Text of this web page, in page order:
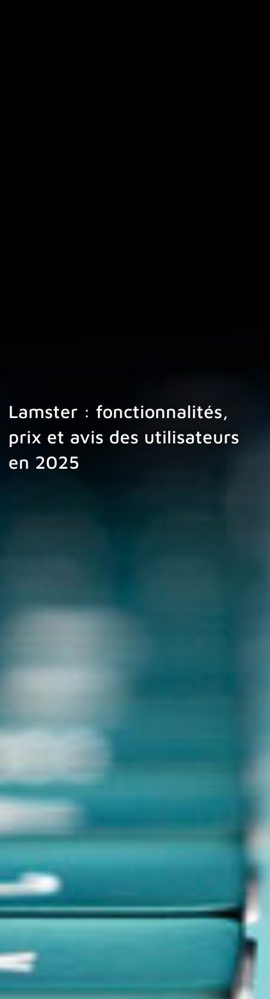
Lamster : fonctionnalités,
prix et avis des utilisateurs
en 2025